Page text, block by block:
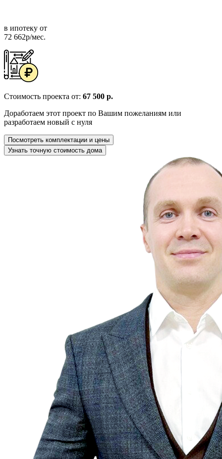
в ипотеку от
72 662р/мес.
Стоимость проекта от: 67 500 р.
Доработаем этот проект по Вашим пожеланиям или
разработаем новый с нуля
Посмотреть комплектации и цены
Узнать точную стоимость дома